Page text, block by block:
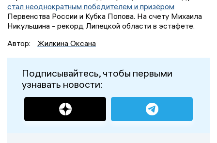
стал неоднократным победителем и призёром
Первенства России и Кубка Попова. На счету Михаила
Никульшина - рекорд Липецкой области в эстафете.
Автор:
Жилкина Оксана
Подписывайтесь, чтобы первыми
узнавать новости: